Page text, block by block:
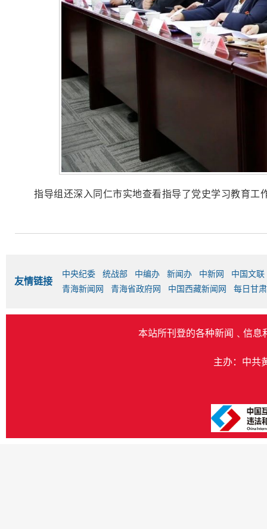
指导组还深入同仁市实地查看指导了党史学习教育工
友情链接
中央纪委 统战部 中编办 新闻办 中新网
中国文联
青海新闻网
青海省政府网 中国西藏新闻网 每日甘
本站所刊登的各种新闻﹑信息
主办：中共